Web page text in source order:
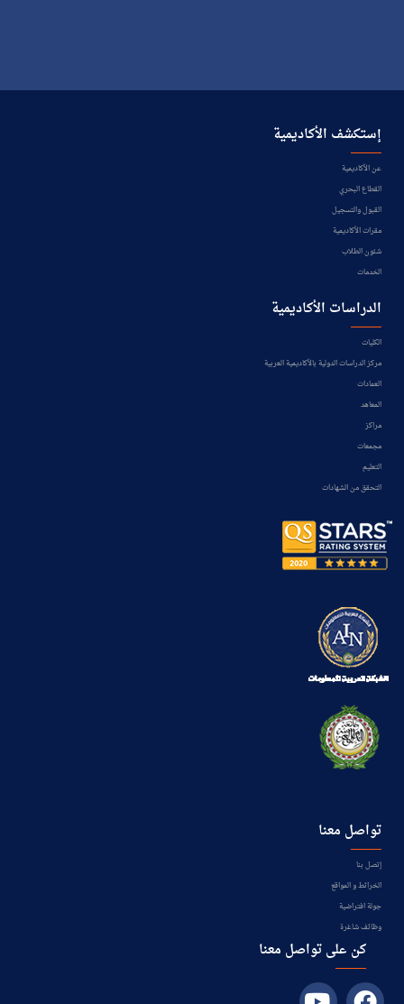
إستكشف الأكاديمية
عن الأكاديمية
القطاع البحري
القبول والتسجيل
مقرات الأكاديمية
شئون الطلاب
الخدمات
الدراسات الأكاديمية
الكليات
مركز الدراسات الدولية بالأكاديمية العربية
العمادات
المعاهد
مراكز
مجمعات
التعليم
التحقق من الشهادات
تواصل معنا
إتصل بنا
الخرائط و المواقع
جولة افتراضية
وظائف شاغرة
كن على تواصل معنا